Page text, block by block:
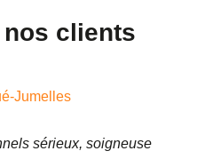
clients
sérieux, soigneuse